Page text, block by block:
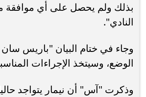
بذلك ولم يحصل على أي
النادي".
وجاء في ختام البيان "باريس
الوضع، وسيتخذ الإجراءات
وذكرت "آس" أن نيمار يتواجد